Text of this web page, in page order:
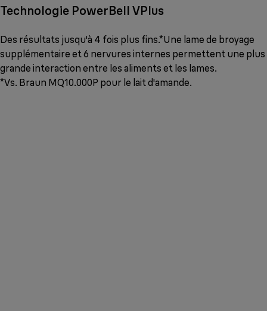
Technologie PowerBell VPlus
Des résultats jusqu'à 4 fois plus fins.*Une lame de broyage
supplémentaire et 6 nervures internes permettent une plus
grande interaction entre les aliments et les lames.
*Vs. Braun MQ10.000P pour le lait d'amande.